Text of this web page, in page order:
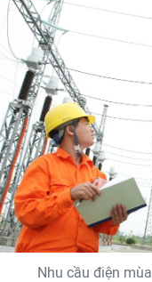
Nhu cầu điện